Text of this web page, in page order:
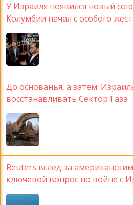
У Израиля появился новый
Колумбии начал с особого
До основанья, а затем:
восстанавливать Сектор Газа
Reuters вслед за
ключевой вопрос по войне с